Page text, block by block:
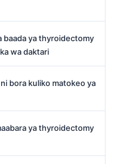
baada ya thyroidectomy
wa daktari
bora kuliko matokeo ya
ya thyroidectomy